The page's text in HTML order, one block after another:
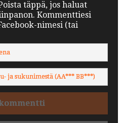
täppä, jos haluat
Kommenttiesi
nimesi (tai
ja sukunimestä (AA*** BB***)